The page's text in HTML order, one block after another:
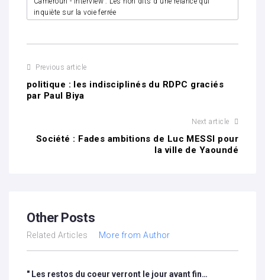
inquiète sur la voie ferrée
Previous article
politique : les indisciplinés du RDPC graciés
par Paul Biya
Next article
Société : Fades ambitions de Luc MESSI pour
la ville de Yaoundé
Other Posts
Related Articles More from Author
" Les restos du coeur verront le jour avant fin…